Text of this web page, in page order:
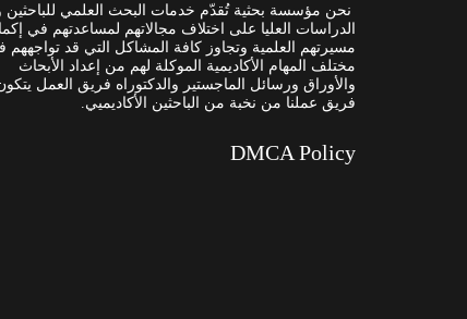
نحن مؤسسة بحثية تُقدّم خدمات البحث العلمي للباحثين
الدراسات العليا على اختلاف مجالاتهم لمساعدتهم في
مسيرتهم العلمية وتجاوز كافة المشاكل التي قد تواجههم
مختلف المهام الأكاديمية الموكلة لهم من إعداد الأبحاث
والأوراق ورسائل الماجستير والدكتوراه فريق العمل
فريق عملنا من نخبة من الباحثين الأكاديميي.
DMCA Policy